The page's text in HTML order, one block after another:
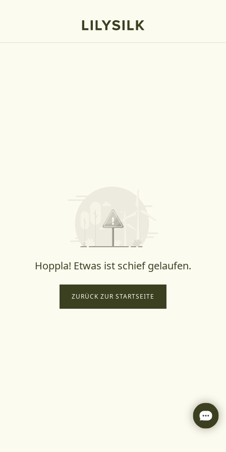
Hoppla! Etwas ist schief gelaufen.
ZURÜCK ZUR STARTSEITE